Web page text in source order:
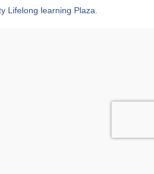
Lifelong learning Plaza.